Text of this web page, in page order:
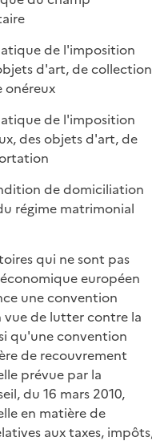
de l'imposition
d'art, de collection
onéreux
de l'imposition
des objets d'art, de
de domiciliation
régime matrimonial
qui ne sont pas
européen
une convention
vue de lutter contre la
qu'une convention
de recouvrement
prévue par la
du 16 mars 2010,
en matière de
aux taxes,